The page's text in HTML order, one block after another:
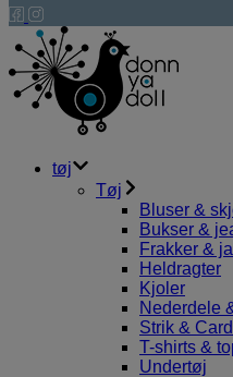
tøj
Tøj
Bluser &
Bukser &
Frakker &
Heldragter
Kjoler
Nederdele
Strik &
T-shirts &
Undertøj